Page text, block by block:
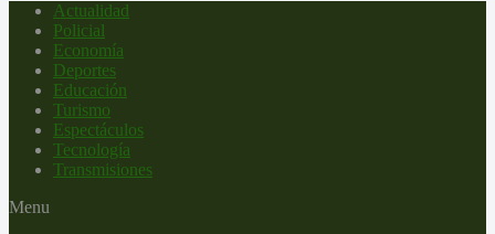
Actualidad
Policial
Economía
Deportes
Educación
Turismo
Espectáculos
Tecnología
Transmisiones
Menu